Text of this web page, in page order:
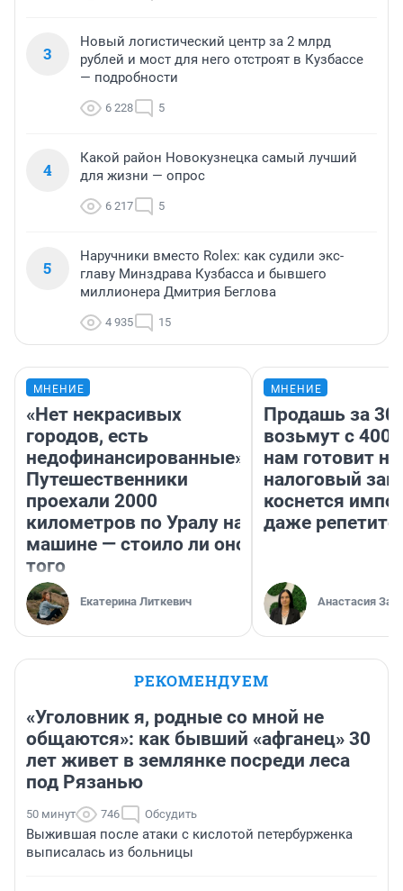
3
Новый логистический центр за 2 млрд
рублей и мост для него отстроят в Кузбассе
— подробности
6 228 5
4
Какой район Новокузнецка самый лучший
для жизни — опрос
6 217 5
5
Наручники вместо Rolex: как судили экс-
главу Минздрава Кузбасса и бывшего
миллионера Дмитрия Беглова
4 935 15
МНЕНИЕ
«Нет некрасивых
городов, есть
недофинансированные».
Путешественники
проехали 2000
километров по Уралу на
машине — стоило ли оно
того
Екатерина Литкевич
МНЕНИЕ
Продашь за
возьмут с
нам готовит
налоговый
коснется
даже
Анастасия
РЕКОМЕНДУЕМ
«Уголовник я, родные со мной не
общаются»: как бывший «афганец» 30
лет живет в землянке посреди леса
под Рязанью
50 минут 746 Обсудить
Выжившая после атаки с кислотой петербурженка
выписалась из больницы